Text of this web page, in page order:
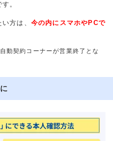
す。
方は、 今の内にスマホやPCで
動契約コーナーが営業終了とな